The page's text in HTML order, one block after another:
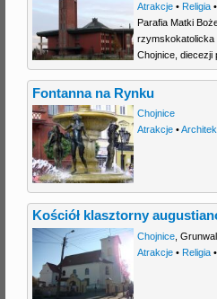
Atrakcje• Religia•
Parafia Matki
rzymskokatolicka
Chojnice, diecezji
Fontanna na Rynku
Chojnice
Atrakcje•
Kościół klasztorny
Chojnice,
Atrakcje• Religia•